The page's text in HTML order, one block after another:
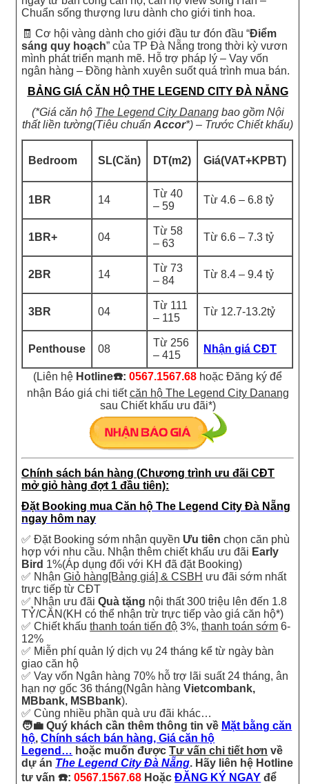
Chuẩn sống thượng lưu dành cho giới tinh hoa.
🧾 Cơ hội vàng dành cho giới đầu tư đón đầu “Điểm
sáng quy hoạch” của TP Đà Nẵng trong thời kỳ vươn
mình phát triển mạnh mẽ. Hỗ trợ pháp lý – Vay vốn
ngân hàng – Đồng hành xuyên suốt quá trình mua bán.
BẢNG GIÁ CĂN HỘ THE LEGEND CITY ĐÀ NẴNG
(*Giá căn hộ The Legend City Danangbao gồm Nội
thất liền tường(Tiêu chuẩn Accor*) – Trước Chiết khấu)
Bedroom SL(Căn) DT(m2) Giá(VAT+KPBT)
1BR 14
Từ 40
– 59
Từ 4.6 – 6.8 tỷ
1BR+ 04
Từ 58
– 63
Từ 6.6 – 7.3 tỷ
2BR 14
Từ 73
– 84
Từ 8.4 – 9.4 tỷ
3BR 04
Từ 111
– 115
Từ 12.7-13.2tỷ
Penthouse 08
Từ 256
– 415
Nhận giá CĐT
(Liên hệ Hotline☎️: 0567.1567.68 hoặc Đăng ký để
nhận Báo giá chi tiếtcăn hộ The Legend City Danang
sau Chiết khấu ưu đãi*)
Chính sách bán hàng (Chương trình ưu đãi CĐT
mở giỏ hàng đợt 1 đầu tiên):
Đặt Booking mua Căn hộ The Legend City Đà Nẵng
ngay hôm nay
✅ Đặt Booking sớm nhận quyền Ưu tiên chọn căn phù
hợp với nhu cầu. Nhận thêm chiết khấu ưu đãi Early
Bird 1%(Áp dụng đối với KH đã đặt Booking)
✅ NhậnGiỏ hàng[Bảng giá] & CSBH ưu đãi sớm nhất
trực tiếp từ CĐT
✅ Nhận ưu đãiQuà tặng nội thất 300 triệu lên đến 1.8
TỶ/CĂN(KH có thể nhận trừ trực tiếp vào giá căn hộ*)
✅ Chiết khấuthanh toán tiến độ 3%,thanh toán sớm 6-
12%
✅ Miễn phí quản lý dịch vụ 24 tháng kể từ ngày bàn
giao căn hộ
✅ Vay vốn Ngân hàng 70% hỗ trợ lãi suất 24 tháng, ân
hạn nợ gốc 36 tháng(Ngân hàngVietcombank,
MBbank, MSBbank).
✅ Cùng nhiều phần quà ưu đãi khác…
🧑‍💼 Quý khách cần thêm thông tin về Mặt bằng căn
hộ,Chính sách bán hàng, Giá căn hộ
Legend… hoặc muốn đượcTư vấn chi tiết hơn về
dự án The Legend City Đà Nẵng. Hãy liên hệ Hotline
tư vấn ☎️:0567.1567.68 HoặcĐĂNG KÝ NGAY để